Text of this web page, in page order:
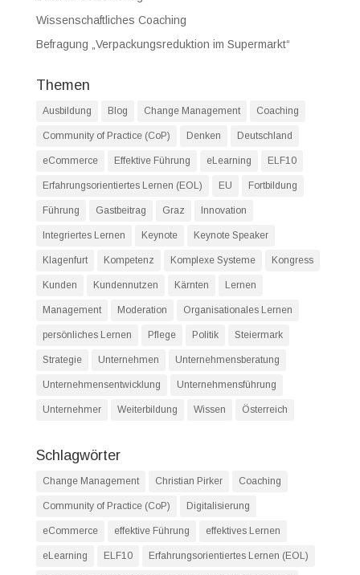
Wissenschaftliches Coaching
Befragung „Verpackungsreduktion im Supermarkt“
Themen
Ausbildung Blog Change Management Coaching
Community of Practice (CoP) Denken Deutschland
eCommerce Effektive Führung eLearning ELF10
Erfahrungsorientiertes Lernen (EOL) EU Fortbildung
Führung Gastbeitrag Graz Innovation
Integriertes Lernen Keynote Keynote Speaker
Klagenfurt Kompetenz Komplexe Systeme Kongress
Kunden Kundennutzen Kärnten Lernen
Management Moderation Organisationales Lernen
persönliches Lernen Pflege Politik Steiermark
Strategie Unternehmen Unternehmensberatung
Unternehmensentwicklung Unternehmensführung
Unternehmer Weiterbildung Wissen Österreich
Schlagwörter
Change Management Christian Pirker Coaching
Community of Practice (CoP) Digitalisierung
eCommerce effektive Führung effektives Lernen
eLearning ELF10 Erfahrungsorientiertes Lernen (EOL)